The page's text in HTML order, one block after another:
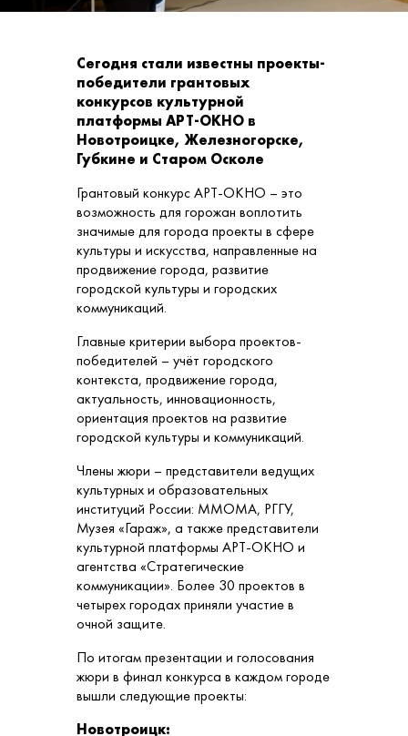
Сегодня стали известны проекты-
победители грантовых
конкурсов культурной
платформы АРТ-ОКНО в
Новотроицке, Железногорске,
Губкине и Старом Осколе
Грантовый конкурс АРТ-ОКНО – это
возможность для горожан воплотить
значимые для города проекты в сфере
культуры и искусства, направленные на
продвижение города, развитие
городской культуры и городских
коммуникаций.
Главные критерии выбора проектов-
победителей – учёт городского
контекста, продвижение города,
актуальность, инновационность,
ориентация проектов на развитие
городской культуры и коммуникаций.
Члены жюри – представители ведущих
культурных и образовательных
институций России: ММОМА, РГГУ,
Музея «Гараж», а также представители
культурной платформы АРТ-ОКНО и
агентства «Стратегические
коммуникации». Более 30 проектов в
четырех городах приняли участие в
очной защите.
По итогам презентации и голосования
жюри в финал конкурса в каждом городе
вышли следующие проекты:
Новотроицк: